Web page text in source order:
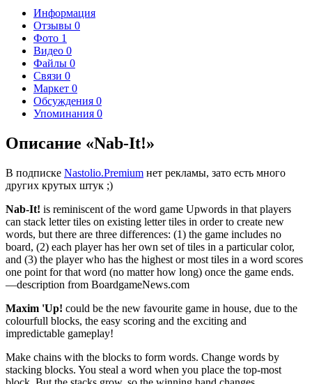
Информация
Отзывы 0
Фото 1
Видео 0
Файлы 0
Связи 0
Маркет 0
Обсуждения 0
Упоминания 0
Описание «Nab-It!»
В подписке Nastolio.Premium нет рекламы, зато есть много
других крутых штук ;)
Nab-It! is reminiscent of the word game Upwords in that players
can stack letter tiles on existing letter tiles in order to create new
words, but there are three differences: (1) the game includes no
board, (2) each player has her own set of tiles in a particular color,
and (3) the player who has the highest or most tiles in a word scores
one point for that word (no matter how long) once the game ends.
—description from BoardgameNews.com
Maxim 'Up! could be the new favourite game in house, due to the
colourfull blocks, the easy scoring and the exciting and
impredictable gameplay!
Make chains with the blocks to form words. Change words by
stacking blocks. You steal a word when you place the top-most